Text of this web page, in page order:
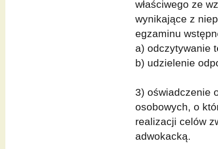
właściwego ze
wynikające z
egzaminu
a) odczytywanie
b) udzielenie
3) oświadczenie
osobowych, o
realizacji celów
adwokacką.